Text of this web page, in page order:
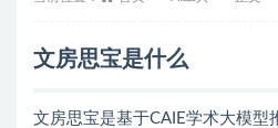
文房思宝是什么
文房思宝是基于CAIE学术大模型